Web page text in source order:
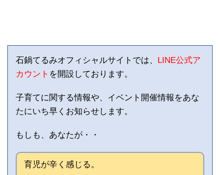
石鍋てるみオフィシャルサイトでは、 LINE公式ア
カウント を開設しております。
子育てに関する情報や、イベント開催情報をあな
たにいち早くお知らせします。
もしも、あなたが・・
育児が辛く感じる。